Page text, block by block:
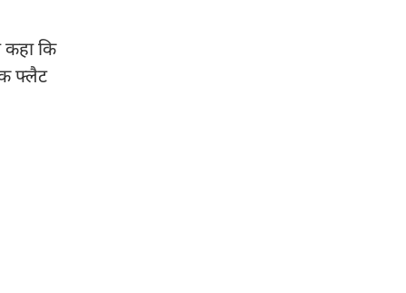
कहा कि
फ्लैट